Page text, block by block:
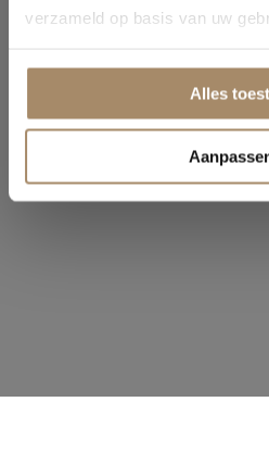
verzameld op basis van uw
Alles